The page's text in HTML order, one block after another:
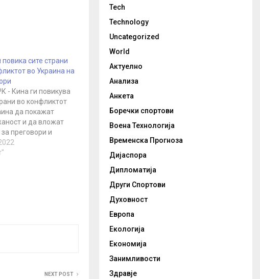
повика сите страни
во Украина на
- Кина ги повикува
во конфликтот
да покажат
и да вложат
преговори и
огнот, изјави
претставник на
NEXT POST
Tech
Technology
Uncategorized
World
Актуелно
Анализа
Анкета
Боречки спортови
Воена Технологија
Временска Прогноза
Дијаспора
Дипломатија
Други Спортови
Духовност
Европа
Екологија
Економија
Занимливости
Здравје